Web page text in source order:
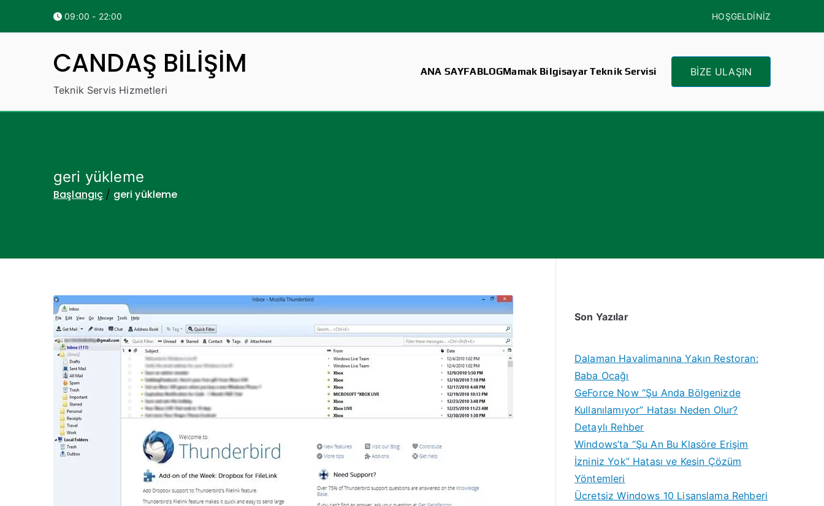
09:00 - 22:00 HOŞGELDİNİZ
CANDAŞ BİLİŞİM
Teknik Servis Hizmetleri
ANA SAYFABLOGMamak Bilgisayar Teknik Servisi BİZE ULAŞIN
geri yükleme
Başlangıç geri yükleme
Son Yazılar
Dalaman Havalimanına Yakın Restoran:
Baba Ocağı
GeForce Now “Şu Anda Bölgenizde
Kullanılamıyor” Hatası Neden Olur?
Detaylı Rehber
Windows’ta “Şu An Bu Klasöre Erişim
İzniniz Yok” Hatası ve Kesin Çözüm
Yöntemleri
Ücretsiz Windows 10 Lisanslama Rehberi